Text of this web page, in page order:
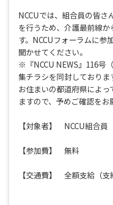
NCCUでは、組合員の皆さ
を行うため、介護最前線
す。NCCUフォーラムに参
聞かせてください。
※『NCCU NEWS』116号
集チラシを同封しておりま
お住まいの都道府県によ
ますので、予めご確認をお
【対象者】 NCCU組合員
【参加費】 無料
【交通費】 全額支給（支